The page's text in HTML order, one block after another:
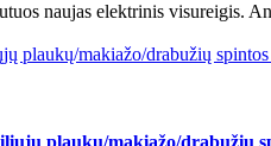
naujas elektrinis visureigis.
plaukų/makiažo/drabužių spintos
plaukų/makiažo/drabužių